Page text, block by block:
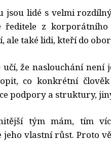
jsou lidé s velmi
ředitele z korporátního
ale také lidi, kteří do
učí, že naslouchání
co konkrétní
podpory a struktury,
tým mám, tím
jeho vlastní růst. Proto